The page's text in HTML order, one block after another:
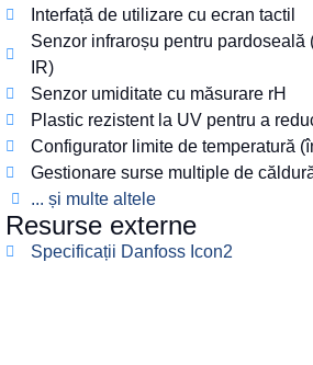
Interfață de utilizare cu ecran tactil
Senzor infraroșu pentru pardoseală
IR)
Senzor umiditate cu măsurare rH
Plastic rezistent la UV pentru a
Configurator limite de temperatură
Gestionare surse multiple de
... și multe altele
Resurse externe
Specificații Danfoss Icon2